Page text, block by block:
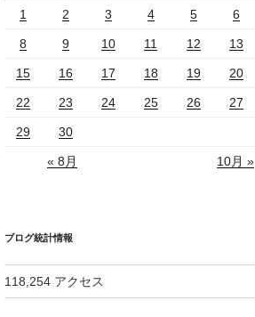
1 2 3 4 5 6
8 9 10 11 12 13
15 16 17 18 19 20
22 23 24 25 26 27
29 30
« 8月 10月 »
ブログ統計情報
118,254 アクセス